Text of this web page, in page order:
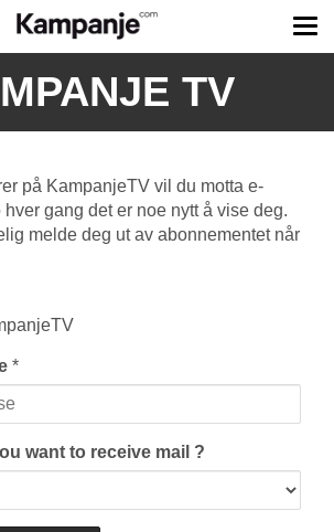
TV
på KampanjeTV vil du motta e-
gang det er noe nytt å vise deg.
melde deg ut av abonnementet når
*
want to receive mail ?